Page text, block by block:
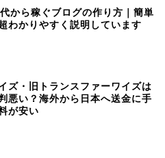
から稼ぐブログの作り方｜簡単
わかりやすく説明しています
ズ・旧トランスファーワイズは
悪い？海外から日本へ送金に手
が安い